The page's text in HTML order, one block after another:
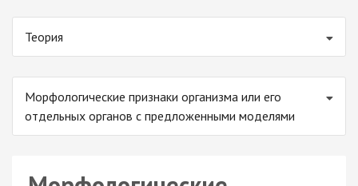
Теория
Морфологические признаки организма или его
отдельных органов с предложенными моделями